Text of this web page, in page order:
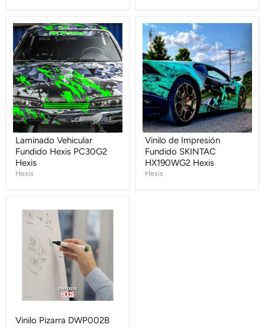
Laminado
Vehicular
Fundido
Hexis
PC30G2
Hexis
Laminado Vehicular
Fundido Hexis PC30G2
Hexis
Hexis
Vinilo
de
Impresión
Fundido
SKINTAC
HX190WG2
Hexis
Vinilo de Impresión
Fundido SKINTAC
HX190WG2 Hexis
Hexis
Pizarra
DWP002B
Vinilo Pizarra DWP002B